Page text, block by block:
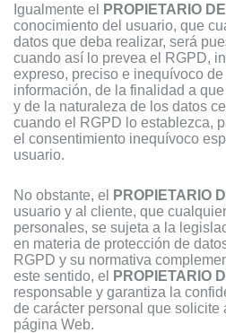
Igualmente el PROPIETARIO
conocimiento del usuario, que
datos que deba realizar, será
cuando así lo prevea el RGPD,
expreso, preciso e inequívoco
información, de la finalidad a
y de la naturaleza de los datos
cuando el RGPD lo establezca,
el consentimiento inequívoco
usuario.
No obstante, el PROPIETARIO
usuario y al cliente, que
personales, se sujeta a la
en materia de protección de
RGPD y su normativa
este sentido, el PROPIETARIO
responsable y garantiza la
de carácter personal que solicite
página Web.